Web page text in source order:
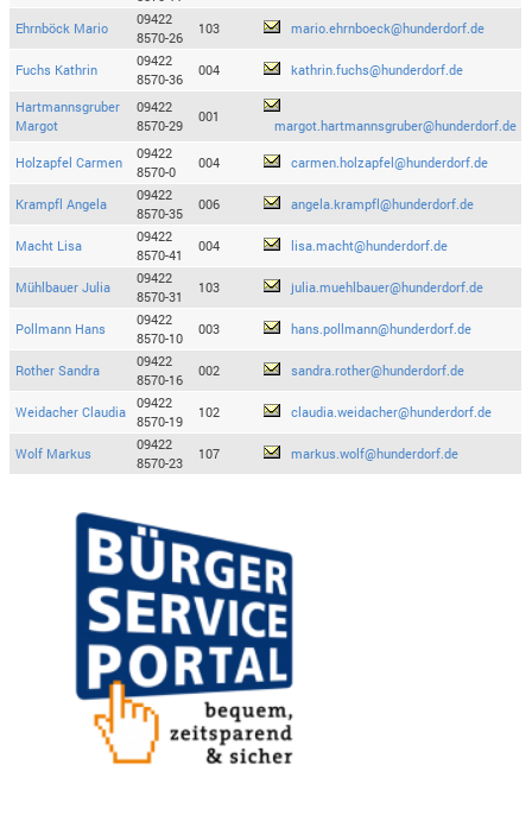
Ehrnböck Mario
09422
8570-26
103 mario.ehrnboeck@hunderdorf.de
Fuchs Kathrin
09422
8570-36
004 kathrin.fuchs@hunderdorf.de
Hartmannsgruber
Margot
09422
8570-29
001
margot.hartmannsgruber@hunderdorf.de
Holzapfel Carmen
09422
8570-0
004 carmen.holzapfel@hunderdorf.de
Krampfl Angela
09422
8570-35
006 angela.krampfl@hunderdorf.de
Macht Lisa
09422
8570-41
004 lisa.macht@hunderdorf.de
Mühlbauer Julia
09422
8570-31
103 julia.muehlbauer@hunderdorf.de
Pollmann Hans
09422
8570-10
003 hans.pollmann@hunderdorf.de
Rother Sandra
09422
8570-16
002 sandra.rother@hunderdorf.de
Weidacher Claudia
09422
8570-19
102 claudia.weidacher@hunderdorf.de
Wolf Markus
09422
8570-23
107 markus.wolf@hunderdorf.de